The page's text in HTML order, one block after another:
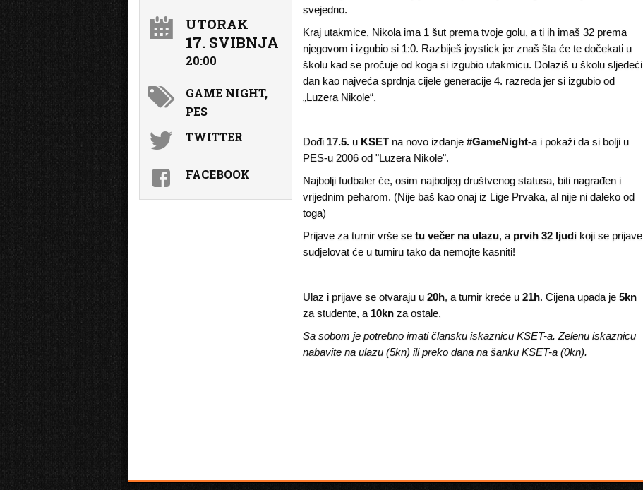
svejedno.
Kraj utakmice, Nikola ima 1 šut prema tvoje golu, a ti ih imaš 32 prema
njegovom i izgubio si 1:0. Razbiješ joystick jer znaš šta će te dočekati u
školu kad se pročuje od koga si izgubio utakmicu. Dolaziš u školu sljedeći
dan kao najveća sprdnja cijele generacije 4. razreda jer si izgubio od
„Luzera Nikole“.
Dođi 17.5. u KSET na novo izdanje#GameNight-a i pokaži da si bolji u
PES-u 2006 od "Luzera Nikole".
Najbolji fudbaler će, osim najboljeg društvenog statusa, biti nagrađen i
vrijednim peharom. (Nije baš kao onaj iz Lige Prvaka, al nije ni daleko od
toga)
Prijave za turnir vrše se tu večer na ulazu, a prvih 32 ljudi koji se prijave
sudjelovat će u turniru tako da nemojte kasniti!
Ulaz i prijave se otvaraju u20h, a turnir kreće u21h. Cijena upada je5kn
za studente, a 10kn za ostale.
Sa sobom je potrebno imati člansku iskaznicu KSET-a. Zelenu iskaznicu
nabavite na ulazu (5kn) ili preko dana na šanku KSET-a (0kn).
UTORAK
17. SVIBNJA
20:00
GAME NIGHT,
PES
TWITTER
FACEBOOK